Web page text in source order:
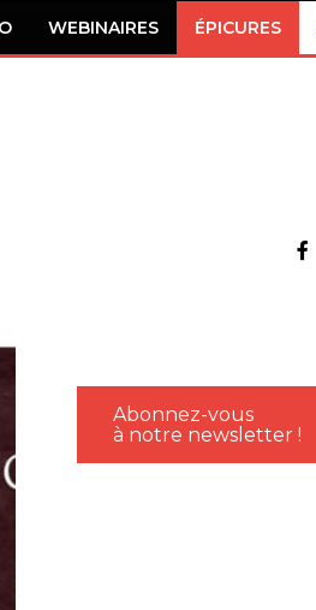
WEBINAIRES ÉPICURES
Abonnez-vous
à notre newsletter !